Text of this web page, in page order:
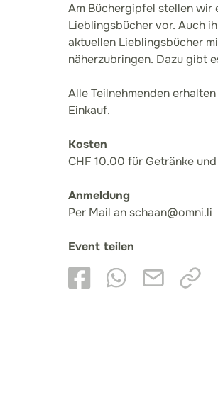
Am Büchergipfel stellen wir
Lieblingsbücher vor. Auch
aktuellen Lieblingsbücher
näherzubringen. Dazu gibt
Alle Teilnehmenden
Einkauf.
Kosten
CHF 10.00 für Getränke
Anmeldung
Per Mail an schaan@omni.li
Event teilen